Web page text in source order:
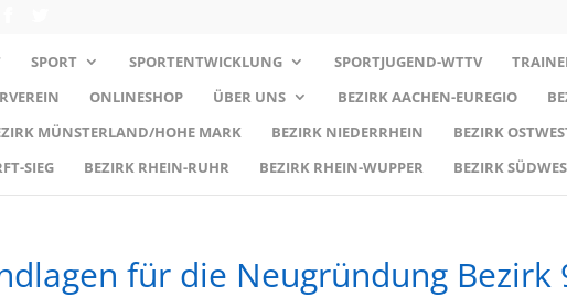
SPORT SPORTENTWICKLUNG SPORTJUGEND-WTTV
ONLINESHOP ÜBER UNS BEZIRK AACHEN-EUREGIO
MÜNSTERLAND/HOHE MARK BEZIRK NIEDERRHEIN BEZIRK
SIEG
BEZIRK RHEIN-RUHR BEZIRK RHEIN-WUPPER BEZIRK
für die Neugründung Bezirk